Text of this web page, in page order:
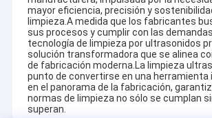
Contáctenos
Noticias
mayor eficiencia, precisión y
limpieza.A medida que los fabricantes
sus procesos y cumplir con las
tecnología de limpieza por ultrasonidos
solución transformadora que se alinea
de fabricación moderna.La limpieza
punto de convertirse en una herramienta
en el panorama de la fabricación,
normas de limpieza no sólo se cumplan
superan.
Para distribuidores
Ofrecemos equipos de alta calidad y
limpieza que cubren 12 grandes series de
incluyendo pero no limitado a:
Limpiador de piezas ultrasónicas
Limpiador de armas por ultrasonidos
Limpiador de carbohidratos por ultrasonidos
Limpiador ultrasónico industrial
Limpiador ultrasónico para automóviles
Máquina de limpieza de joyas por ultrasonidos